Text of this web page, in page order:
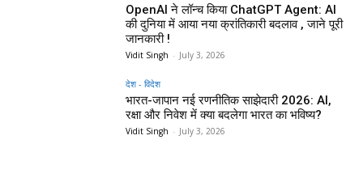
OpenAI ने लॉन्च किया ChatGPT Agent: AI
की दुनिया में आया नया क्रांतिकारी बदलाव , जाने पूरी
जानकारी !
Vidit Singh - July 3, 2026
देश - विदेश
भारत-जापान नई रणनीतिक साझेदारी 2026: AI,
रक्षा और निवेश में क्या बदलेगा भारत का भविष्य?
Vidit Singh - July 3, 2026